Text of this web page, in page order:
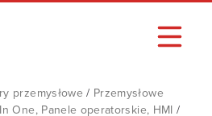
przemysłowe / Przemysłowe
One, Panele operatorskie, HMI /